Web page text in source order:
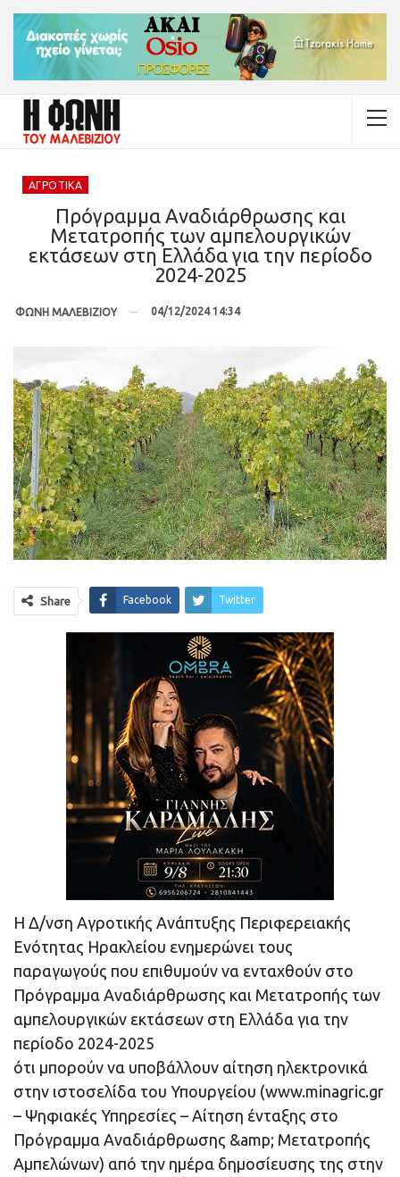
ΑΓΡΟΤΙΚΆ
Πρόγραμμα Αναδιάρθρωσης και
Μετατροπής των αμπελουργικών
εκτάσεων στη Ελλάδα για την περίοδο
2024-2025
ΦΩΝΗ ΜΑΛΕΒΙΖΙΟΥ 04/12/2024 14:34
Share Facebook Twitter
Η Δ/νση Αγροτικής Ανάπτυξης Περιφερειακής
Ενότητας Ηρακλείου ενημερώνει τους
παραγωγούς που επιθυμούν να ενταχθούν στο
Πρόγραμμα Αναδιάρθρωσης και Μετατροπής των
αμπελουργικών εκτάσεων στη Ελλάδα για την
περίοδο 2024-2025
ότι μπορούν να υποβάλλουν αίτηση ηλεκτρονικά
στην ιστοσελίδα του Υπουργείου (www.minagric.gr
– Ψηφιακές Υπηρεσίες – Αίτηση ένταξης στο
Πρόγραμμα Αναδιάρθρωσης &amp; Μετατροπής
Αμπελώνων) από την ημέρα δημοσίευσης της στην